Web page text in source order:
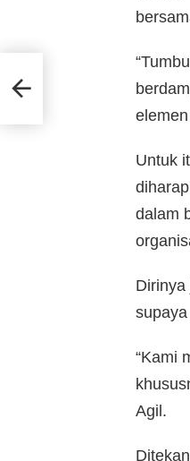
Untuk
dalam
“Kami
Agil.